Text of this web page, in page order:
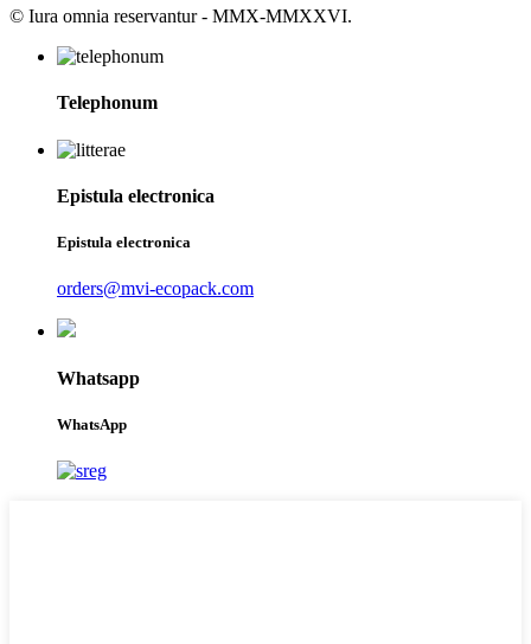
© Iura omnia reservantur - MMX-MMXXVI.
Telephonum
Epistula electronica
Epistula electronica
orders@mvi-ecopack.com
Whatsapp
WhatsApp